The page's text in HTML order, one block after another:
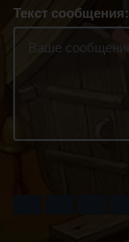
Текст сообщения: